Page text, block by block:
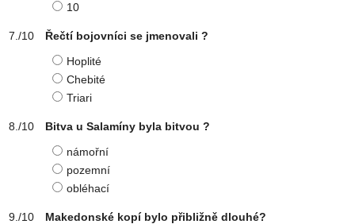
10
Řečtí bojovníci se jmenovali ?
Hoplité
Chebité
Triari
Bitva u Salamíny byla bitvou ?
námořní
pozemní
obléhací
Makedonské kopí bylo přibližně dlouhé?